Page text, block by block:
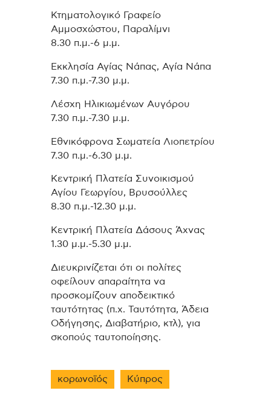
Κτηματολογικό Γραφείο
Αμμοσχώστου, Παραλίμνι
8.30 π.μ.-6 μ.μ.
Εκκλησία Αγίας Νάπας, Αγία Νάπα
7.30 π.μ.-7.30 μ.μ.
Λέσχη Ηλικιωμένων Αυγόρου
7.30 π.μ.-7.30 μ.μ.
Εθνικόφρονα Σωματεία Λιοπετρίου
7.30 π.μ.-6.30 μ.μ.
Κεντρική Πλατεία Συνοικισμού
Αγίου Γεωργίου, Βρυσούλλες
8.30 π.μ.-12.30 μ.μ.
Κεντρική Πλατεία Δάσους Άχνας
1.30 μ.μ.-5.30 μ.μ.
Διευκρινίζεται ότι οι πολίτες
οφείλουν απαραίτητα να
προσκομίζουν αποδεικτικό
ταυτότητας (π.χ. Ταυτότητα, Άδεια
Οδήγησης, Διαβατήριο, κτλ), για
σκοπούς ταυτοποίησης.
κορωνοϊός Κύπρος